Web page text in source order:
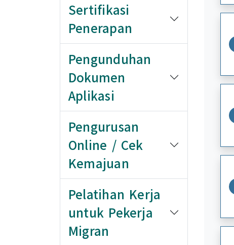
Sertifikasi
Penerapan
Pengunduhan
Dokumen
Aplikasi
Pengurusan
Online / Cek
Kemajuan
Pelatihan Kerja
untuk Pekerja
Migran